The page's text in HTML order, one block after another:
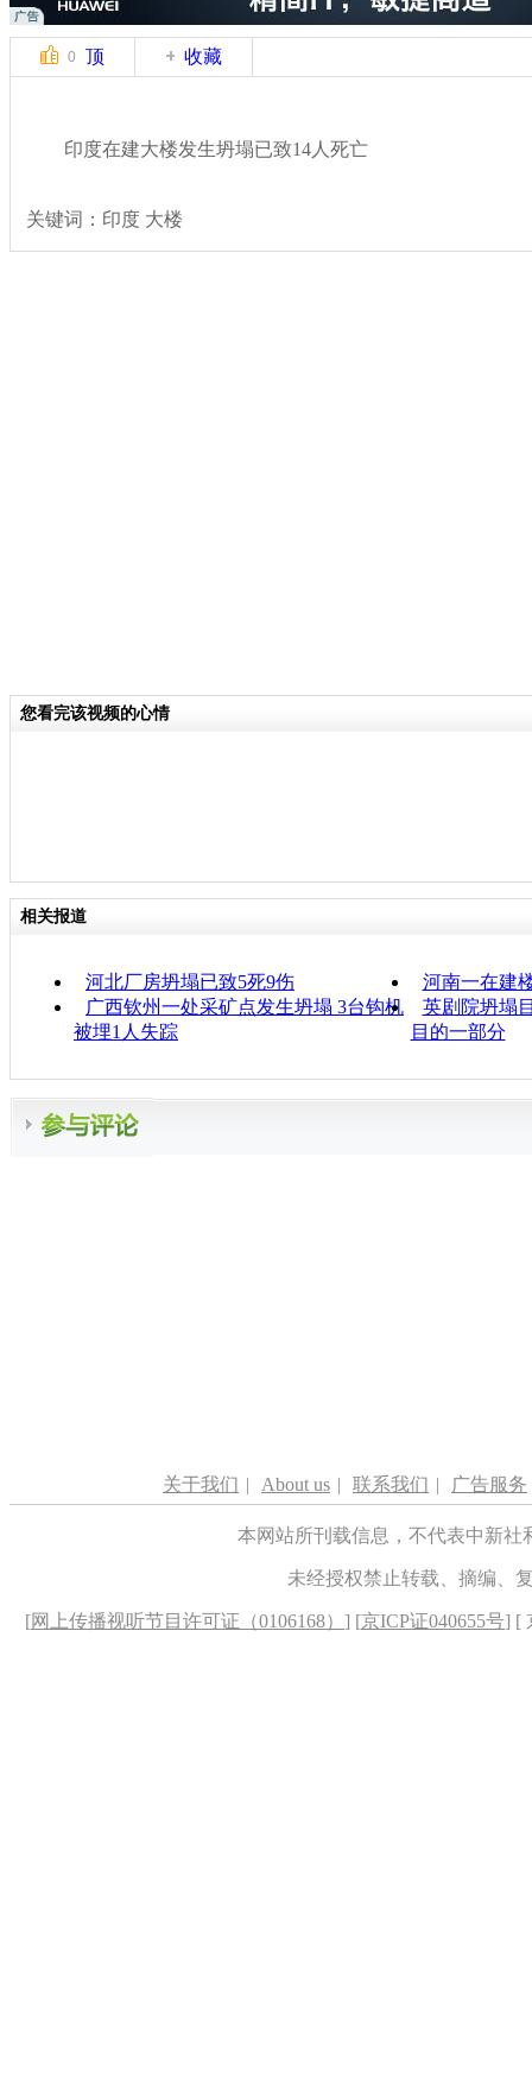
0 顶 收藏
印度在建大楼发生坍塌已致14人死亡
关键词：印度 大楼
您看完该视频的心情
相关报道
河北厂房坍塌已致5死9伤
河南一在建
广西钦州一处采矿点发生坍塌 3台钩机
被埋1人失踪
英剧院坍塌
目的一部分
关于我们 | About us | 联系我们 | 广告服务
本网站所刊载信息，不代表中新
未经授权禁止转载、摘编、
[网上传播视听节目许可证（0106168） ] [京ICP证040655号] [